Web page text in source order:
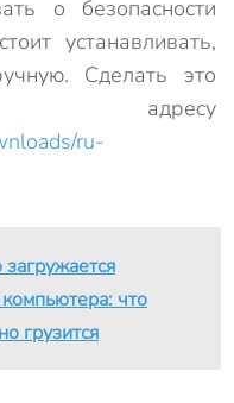
о безопасности
устанавливать,
Сделать это
ru-
что
грузится